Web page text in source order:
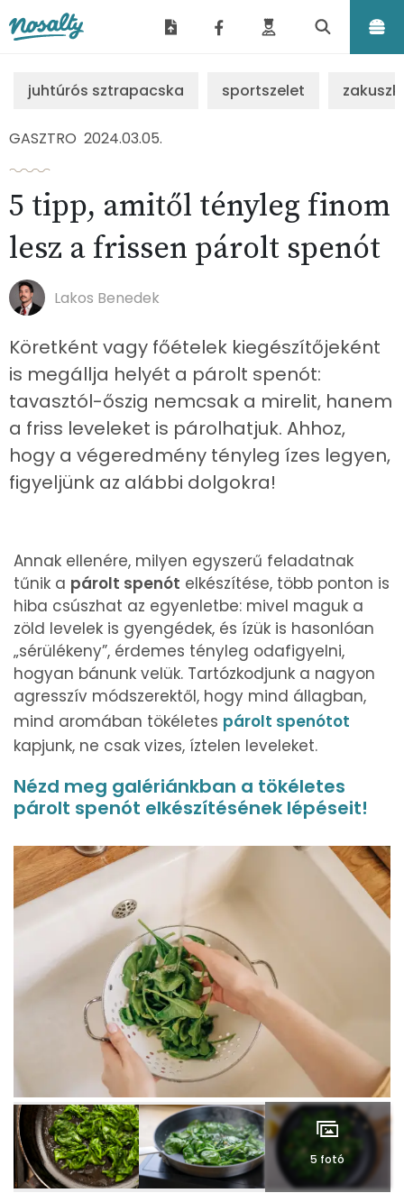
juhtúrós sztrapacska sportszelet
GASZTRO 2024.03.05.
5 tipp, amitől tényleg finom
lesz a frissen párolt spenót
Lakos Benedek
Köretként vagy főételek kiegészítőjeként
is megállja helyét a párolt spenót:
tavasztól-őszig nemcsak a mirelit, hanem
a friss leveleket is párolhatjuk. Ahhoz,
hogy a végeredmény tényleg ízes legyen,
figyeljünk az alábbi dolgokra!
Annak ellenére, milyen egyszerű feladatnak
tűnik a párolt spenót elkészítése, több ponton is
hiba csúszhat az egyenletbe: mivel maguk a
zöld levelek is gyengédek, és ízük is hasonlóan
„sérülékeny”, érdemes tényleg odafigyelni,
hogyan bánunk velük. Tartózkodjunk a nagyon
agresszív módszerektől, hogy mind állagban,
mind aromában tökéletes párolt spenótot
kapjunk, ne csak vizes, íztelen leveleket.
Nézd meg galériánkban a tökéletes
párolt spenót elkészítésének lépéseit!
5 fotó